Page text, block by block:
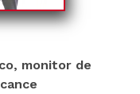
monitor de